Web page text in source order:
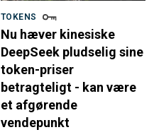
TOKENS
Nu hæver kinesiske
DeepSeek pludselig sine
token-priser
betragteligt - kan være
et afgørende
vendepunkt